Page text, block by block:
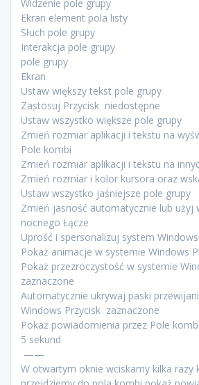
Widzenie pole grupy
Ekran element pola listy
Słuch pole grupy
Interakcja pole grupy
pole grupy
Ekran
Ustaw większy tekst pole grupy
Zastosuj Przycisk niedostępne
Ustaw wszystko większe pole grupy
Zmień rozmiar aplikacji i tekstu na
Pole kombi
Zmień rozmiar aplikacji i tekstu na
Zmień rozmiar i kolor kursora oraz
Ustaw wszystko jaśniejsze pole grupy
Zmień jasność automatycznie lub użyj
nocnego Łącze
Uprość i spersonalizuj system
Pokaż animacje w systemie Windows
Pokaż przezroczystość w systemie
zaznaczone
Automatycznie ukrywaj paski
Windows Przycisk zaznaczone
Pokaż powiadomienia przez Pole kombi
5 sekund
——
W otwartym oknie wciskamy kilka razy